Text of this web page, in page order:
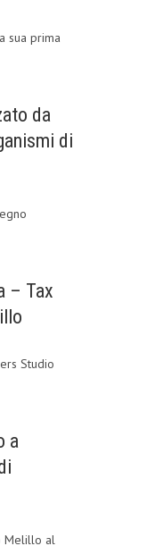
sua prima
da
di
– Tax
Studio
a
Melillo al